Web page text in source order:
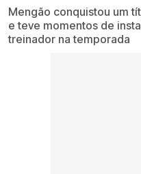
Mengão conquistou um
e teve momentos de
treinador na temporada